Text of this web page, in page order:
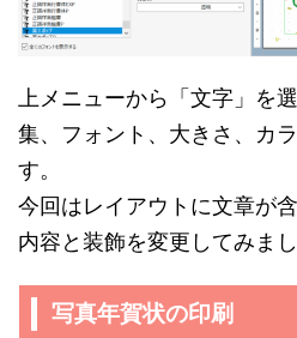
上メニューから「文字」を
集、フォント、大きさ、カ
す。
今回はレイアウトに文章が
内容と装飾を変更してみまし
写真年賀状の印刷